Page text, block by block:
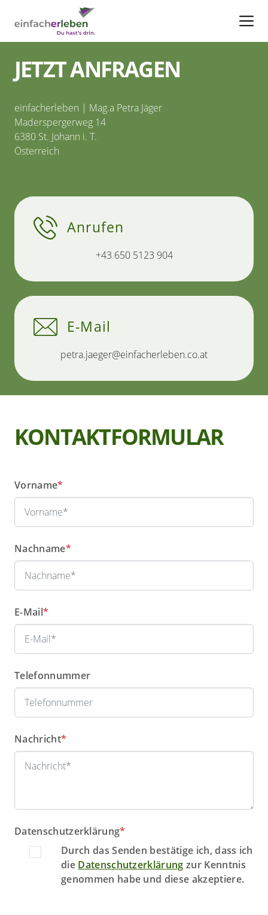
JETZT ANFRAGEN
einfacherleben | Mag.a Petra Jäger
Maderspergerweg 14
6380 St. Johann i. T.
Österreich
Anrufen
+43 650 5123 904
E-Mail
petra.jaeger@einfacherleben.co.at
KONTAKTFORMULAR
Vorname*
Nachname*
E-Mail*
Telefonnummer
Nachricht*
Datenschutzerklärung*
Durch das Senden bestätige ich, dass ich
die Datenschutzerklärung zur Kenntnis
genommen habe und diese akzeptiere.